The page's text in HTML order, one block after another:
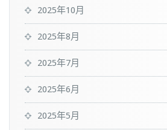
2025年10月
2025年8月
2025年7月
2025年6月
2025年5月